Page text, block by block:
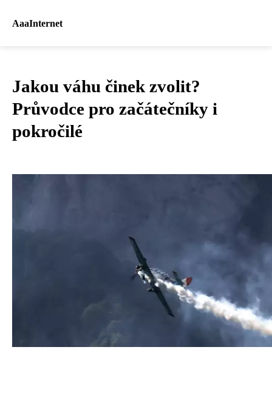
AaaInternet
Jakou váhu činek zvolit?
Průvodce pro začátečníky i
pokročilé